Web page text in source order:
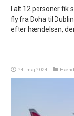
I alt 12 personer fik
fly fra Doha til
efter hændelsen,
24. maj 2024